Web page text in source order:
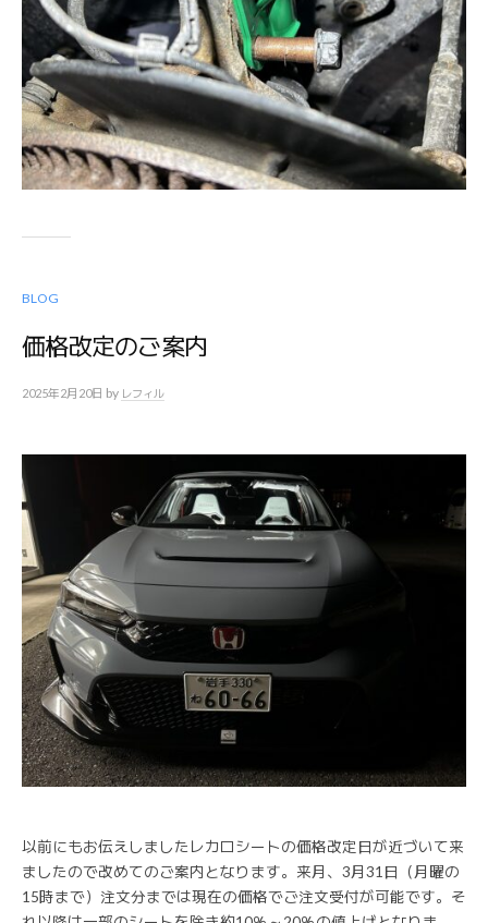
BLOG
価格改定のご案内
2025年2月20日 by レフィル
以前にもお伝えしましたレカロシートの価格改定日が近づいて来
ましたので改めてのご案内となります。来月、3月31日（月曜の
15時まで）注文分までは現在の価格でご注文受付が可能です。そ